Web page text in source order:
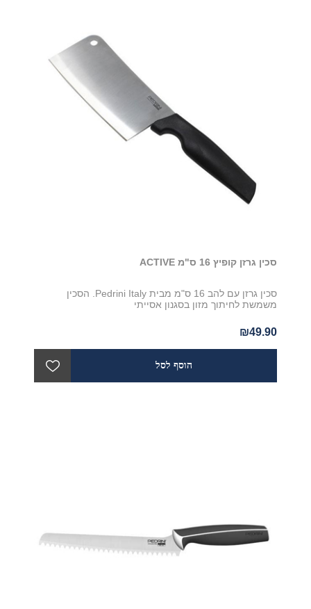
סכין גרזן קופיץ 16 ס"מ ACTIVE
סכין גרזן עם להב 16 ס"מ מבית Pedrini Italy. הסכין
משמשת לחיתוך מזון בסגנון אסייתי
₪49.90